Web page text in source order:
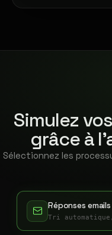
Simulez
grâce à
Sélectionnez les
Réponses
Tri